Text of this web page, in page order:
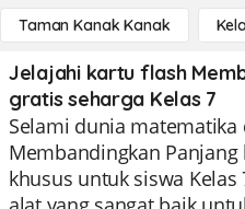
Taman Kanak Kanak
Jelajahi kartu flash
gratis seharga Kelas 7
Selami dunia matematika
Membandingkan
khusus untuk siswa